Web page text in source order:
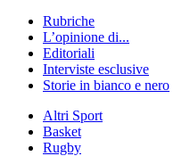
Rubriche
L’opinione di...
Editoriali
Interviste esclusive
Storie in bianco e nero
Altri Sport
Basket
Rugby